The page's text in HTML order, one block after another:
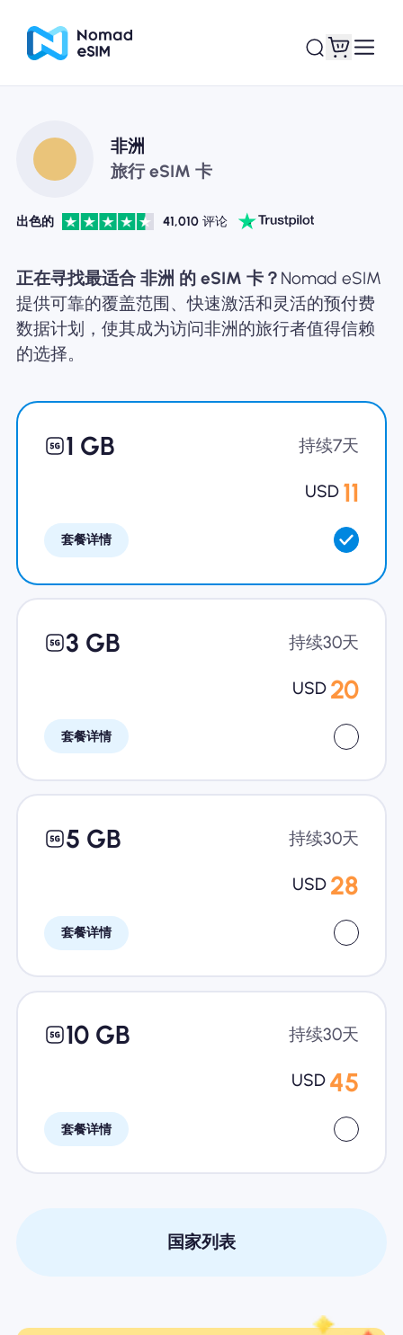
登录 / 注册
关于 eSIM
非洲
旅行 eSIM 卡
出色的 41,010 评论
正在寻找最适合 非洲 的 eSIM 卡？ Nomad eSIM
提供可靠的覆盖范围、快速激活和灵活的预付费
数据计划，使其成为访问非洲的旅行者值得信赖
的选择。
1 GB 持续7天
USD 11
套餐详情
3 GB 持续30天
USD 20
套餐详情
5 GB 持续30天
USD 28
套餐详情
10 GB 持续30天
USD 45
套餐详情
国家列表